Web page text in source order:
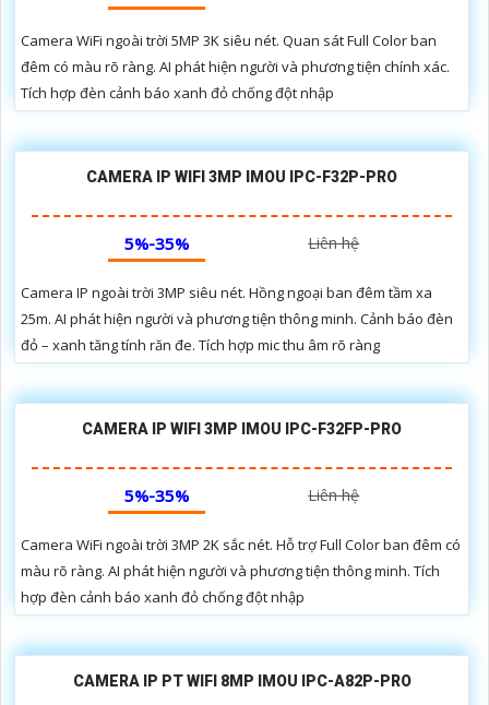
Camera WiFi ngoài trời 5MP 3K siêu nét. Quan sát Full Color ban
đêm có màu rõ ràng. AI phát hiện người và phương tiện chính xác.
Tích hợp đèn cảnh báo xanh đỏ chống đột nhập
CAMERA IP WIFI 3MP IMOU IPC-F32P-PRO
5%-35% Liên hệ
Camera IP ngoài trời 3MP siêu nét. Hồng ngoại ban đêm tầm xa
25m. AI phát hiện người và phương tiện thông minh. Cảnh báo đèn
đỏ – xanh tăng tính răn đe. Tích hợp mic thu âm rõ ràng
CAMERA IP WIFI 3MP IMOU IPC-F32FP-PRO
5%-35% Liên hệ
Camera WiFi ngoài trời 3MP 2K sắc nét. Hỗ trợ Full Color ban đêm có
màu rõ ràng. AI phát hiện người và phương tiện thông minh. Tích
hợp đèn cảnh báo xanh đỏ chống đột nhập
CAMERA IP PT WIFI 8MP IMOU IPC-A82P-PRO